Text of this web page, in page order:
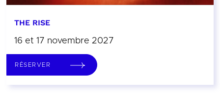
THE RISE
16 et 17 novembre 2027
RÉSERVER